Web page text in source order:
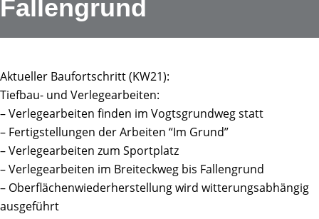
Fallengrund
Aktueller Baufortschritt (KW21):
Tiefbau- und Verlegearbeiten:
– Verlegearbeiten finden im Vogtsgrundweg statt
– Fertigstellungen der Arbeiten “Im Grund”
– Verlegearbeiten zum Sportplatz
– Verlegearbeiten im Breiteckweg bis Fallengrund
– Oberflächenwiederherstellung wird witterungsabhängig
ausgeführt